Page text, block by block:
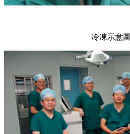
冷凍示意圖